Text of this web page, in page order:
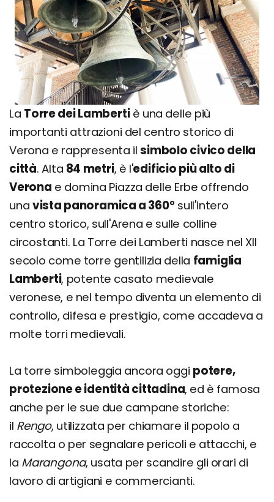
La Torre dei Lambertiè una delle più
importanti attrazioni del centro storico di
Verona e rappresenta ilsimbolo civico della
città. Alta 84 metri, è l'edificio più alto di
Verona e domina Piazza delle Erbe offrendo
una vista panoramica a 360°sull'intero
centro storico, sull'Arena e sulle colline
circostanti. La Torre dei Lamberti nasce nel XII
secolo come torre gentilizia della famiglia
Lamberti, potente casato medievale
veronese, e nel tempo diventa un elemento di
controllo, difesa e prestigio, come accadeva a
molte torri medievali.
La torre simboleggia ancora oggi potere,
protezione e identità cittadina, ed è famosa
anche per le sue due campane storiche:
il Rengo, utilizzata per chiamare il popolo a
raccolta o per segnalare pericoli e attacchi, e
la Marangona, usata per scandire gli orari di
lavoro di artigiani e commercianti.